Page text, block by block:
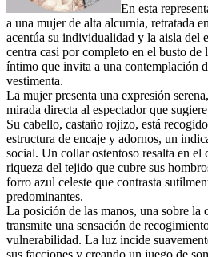
En esta
a una mujer de alta alcurnia, retratada
acentúa su individualidad y la aisla del
centra casi por completo en el busto de
íntimo que invita a una contemplación
vestimenta.
La mujer presenta una expresión
mirada directa al espectador que
Su cabello, castaño rojizo, está
estructura de encaje y adornos, un
social. Un collar ostentoso resalta en el
riqueza del tejido que cubre sus
forro azul celeste que contrasta
predominantes.
La posición de las manos, una sobre la
transmite una sensación de
vulnerabilidad. La luz incide
sus facciones y creando un juego de